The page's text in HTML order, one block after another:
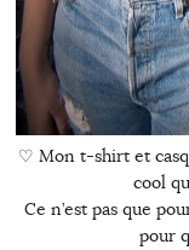
♡ Mon t-shirt et
cool
Ce n’est pas que
pour